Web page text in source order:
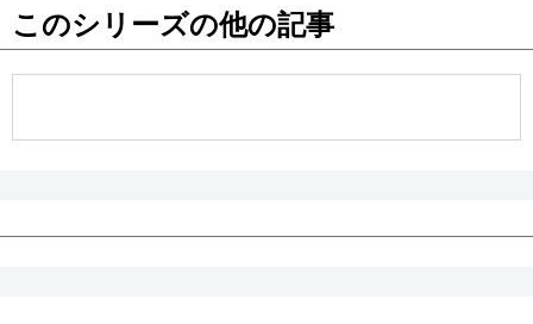
東京
このシリーズの他の記事